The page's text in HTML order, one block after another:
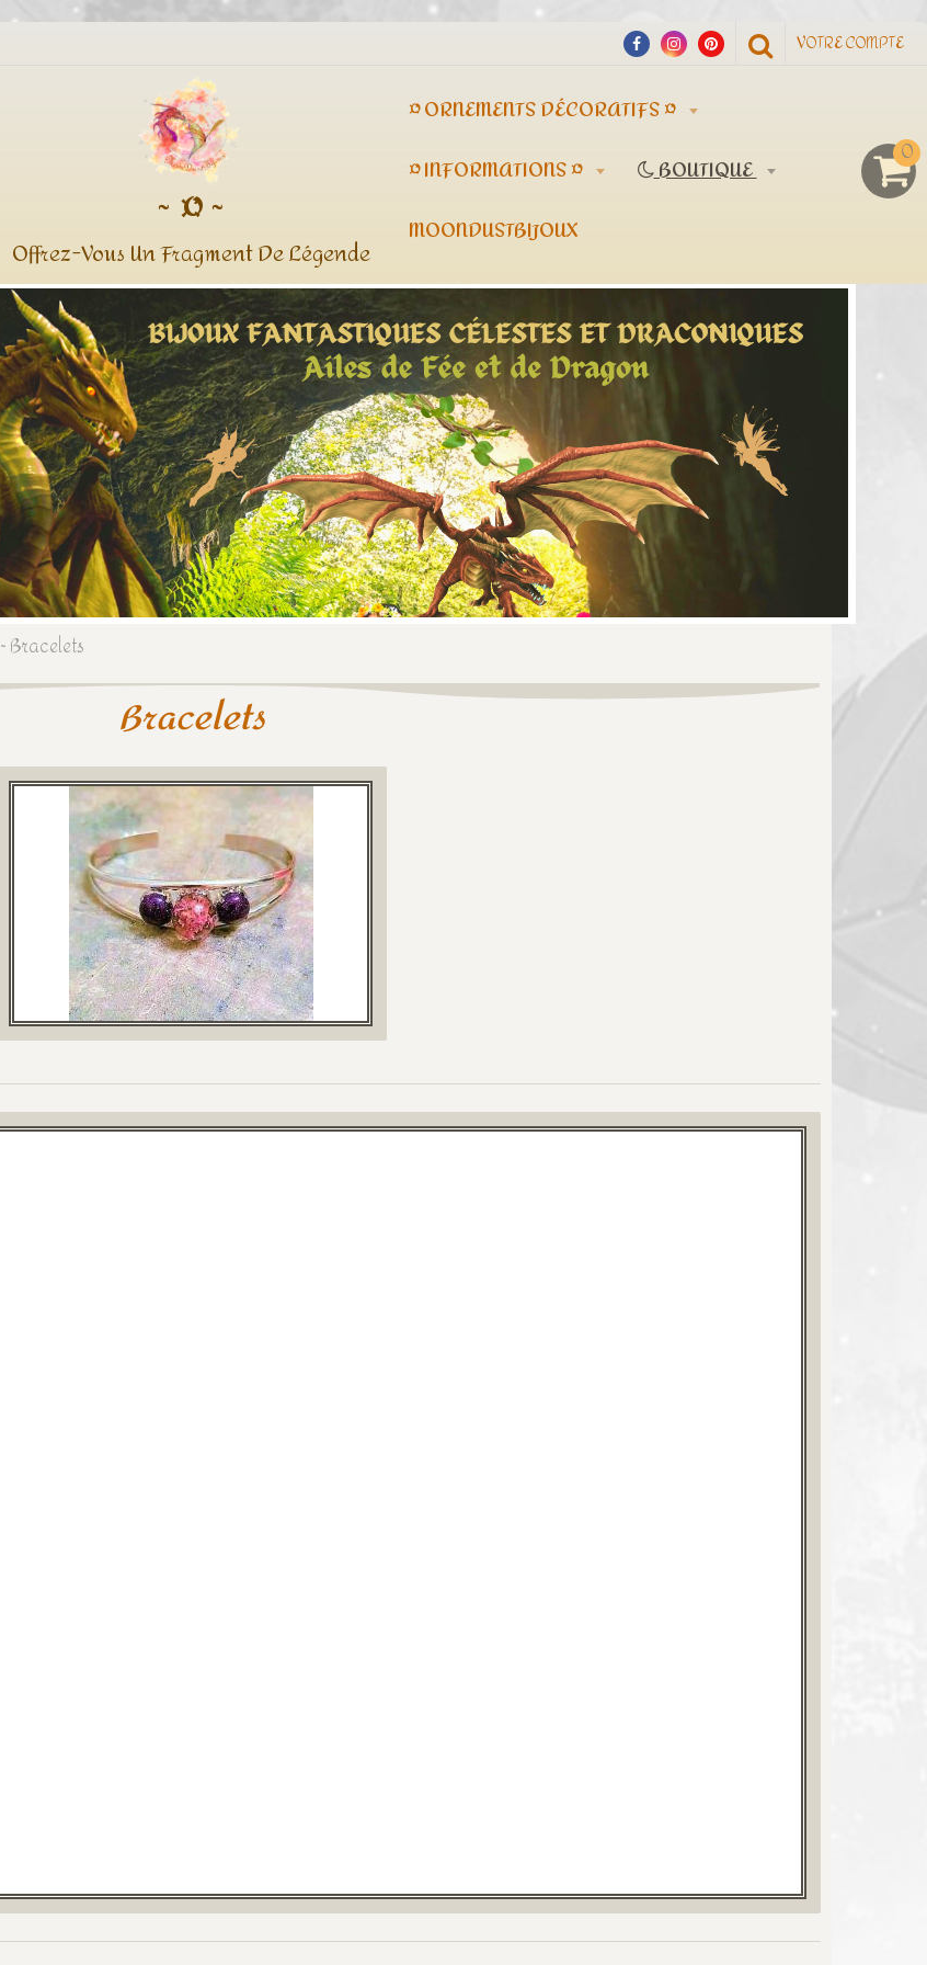
~ ¤ ~
Offrez-Vous Un Fragment De Légende
¤ ORNEMENTS DÉCORATIFS ¤
¤ INFORMATIONS ¤
BOUTIQUE
MOONDUSTBIJOUX
0
VOTRE COMPTE
~ Bracelets
Bracelets